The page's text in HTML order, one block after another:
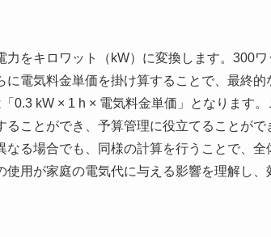
をキロワット（kW）に変換します。300
に電気料金単価を掛け算することで、最終
0.3 kW × 1 h × 電気料金単価」となります
ことができ、予算管理に役立てることが
なる場合でも、同様の計算を行うことで、
使用が家庭の電気代に与える影響を理解し